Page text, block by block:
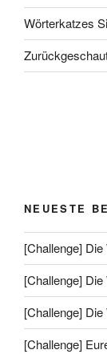
Wörterkatzes
NEUESTE
[Challenge]
[Challenge]
[Challenge]
[Challenge]